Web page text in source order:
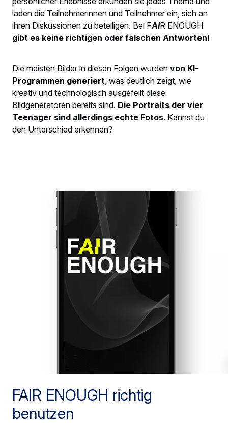
laden die Teilnehmerinnen und Teilnehmer ein, sich an
ihren Diskussionen zu beteiligen. Bei FAIR ENOUGH
gibt es keine richtigen oder falschen Antworten!
Die meisten Bilder in diesen Folgen wurden von KI-
Programmen generiert, was deutlich zeigt, wie
kreativ und technologisch ausgefeilt diese
Bildgeneratoren bereits sind. Die Portraits der vier
Teenager sind allerdings echte Fotos. Kannst du
den Unterschied erkennen?
FAIR ENOUGH richtig
benutzen